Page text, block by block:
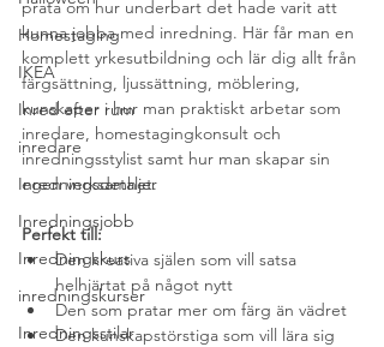
Homestaging
IKEA
Inred efter rum
inredare
Inredningsdetaljer
Inredningsjobb
Inredningskurs
inredningskurser
Inredningsstilar
prata om hur underbart det hade varit att
kunna jobba med inredning. Här får man en
komplett yrkesutbildning och lär dig allt från
färgsättning, ljussättning, möblering,
kunskaper i hur man praktiskt arbetar som
inredare, homestagingkonsult och
inredningsstylist samt hur man skapar sin
egen verksamhet.
Perfekt till:
Den kreativa själen som vill satsa
helhjärtat på något nytt
Den som pratar mer om färg än vädret
Den kunskapstörstiga som vill lära sig